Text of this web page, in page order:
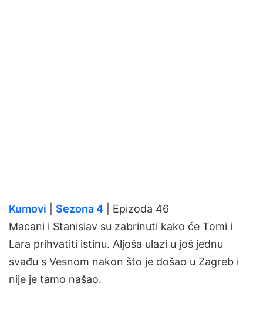
Kumovi Sezona 4 | Epizoda 46
Macani i Stanislav su zabrinuti kako će Tomi i
Lara prihvatiti istinu. Aljoša ulazi u još jednu
svađu s Vesnom nakon što je došao u Zagreb i
nije je tamo našao.